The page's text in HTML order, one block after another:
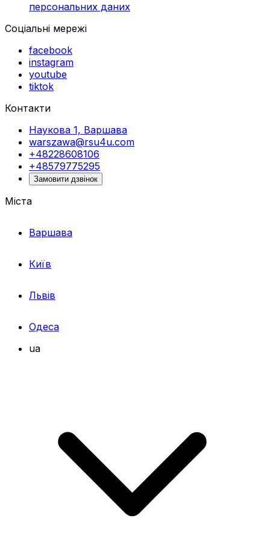
персональних даних
Соціальні мережі
facebook
instagram
youtube
tiktok
Контакти
Наукова 1, Варшава
warszawa@rsu4u.com
+48228608106
+48579775295
Замовити дзвінок
Міста
Варшава
Київ
Львів
Одеса
ua